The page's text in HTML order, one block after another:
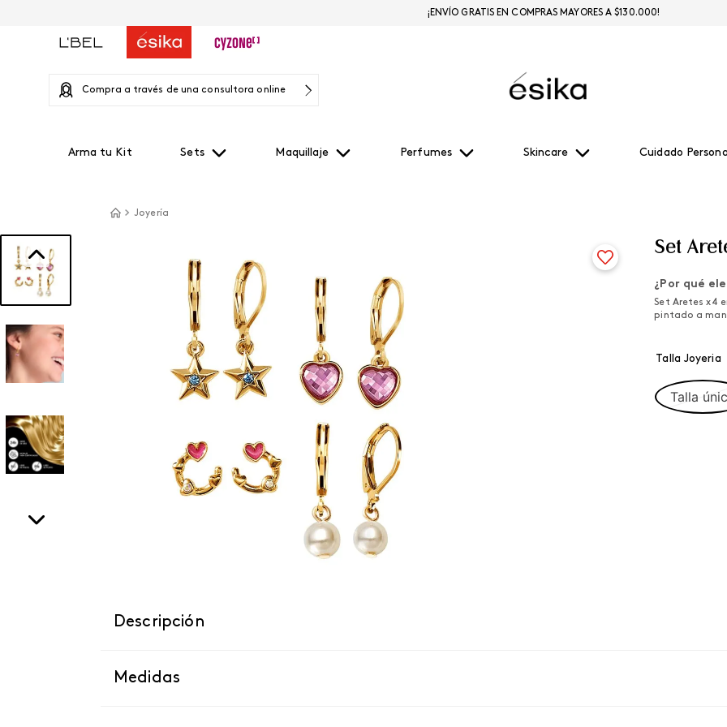
Compra a través de una consultora online
Arma tu Kit Sets Maquillaje Perfumes Skincare Cuidado
¡ENVÍO GRATIS EN COMPRAS MAYORES A $130.000!
Joyería
Set
¿Por qué
Set Aretes x4
pintado a
Talla Joyeria
Talla
Descripción
Medidas